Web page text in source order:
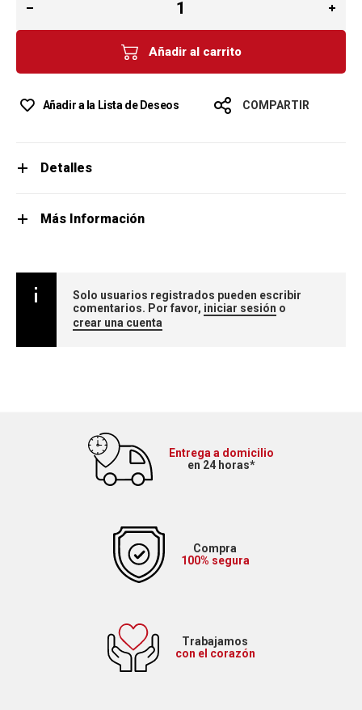
Añadir al carrito
Añadir a la Lista de Deseos COMPARTIR
Detalles
Más Información
Solo usuarios registrados pueden escribir
comentarios. Por favor, iniciar sesión o
crear una cuenta
Entrega a domicilio
en 24 horas*
Compra
100% segura
Trabajamos
con el corazón